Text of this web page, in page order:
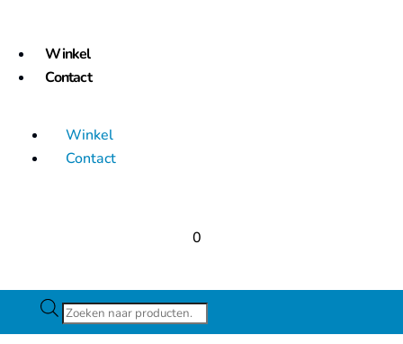
Winkel
Contact
Winkel
Contact
0
Producten
zoeken